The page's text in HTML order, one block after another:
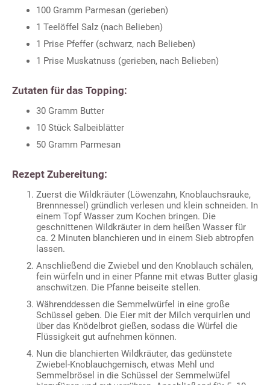
100 Gramm Parmesan (gerieben)
1 Teelöffel Salz (nach Belieben)
1 Prise Pfeffer (schwarz, nach Belieben)
1 Prise Muskatnuss (gerieben, nach Belieben)
Zutaten für das Topping:
30 Gramm Butter
10 Stück Salbeiblätter
50 Gramm Parmesan
Rezept Zubereitung:
Zuerst die Wildkräuter (Löwenzahn, Knoblauchsrauke,
Brennnessel) gründlich verlesen und klein schneiden. In
einem Topf Wasser zum Kochen bringen. Die
geschnittenen Wildkräuter in dem heißen Wasser für
ca. 2 Minuten blanchieren und in einem Sieb abtropfen
lassen.
Anschließend die Zwiebel und den Knoblauch schälen,
fein würfeln und in einer Pfanne mit etwas Butter glasig
anschwitzen. Die Pfanne beiseite stellen.
Währenddessen die Semmelwürfel in eine große
Schüssel geben. Die Eier mit der Milch verquirlen und
über das Knödelbrot gießen, sodass die Würfel die
Flüssigkeit gut aufnehmen können.
Nun die blanchierten Wildkräuter, das gedünstete
Zwiebel-Knoblauchgemisch, etwas Mehl und
Semmelbrösel in die Schüssel der Semmelwüfel